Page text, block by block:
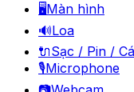
🖥️Màn hình
🔊Loa
🔌Sạc / Pin /
🎙️Microphone